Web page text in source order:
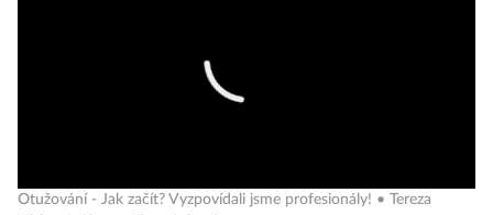
Otužování - Jak začít? Vyzpovídali jsme profesionály! • Tereza